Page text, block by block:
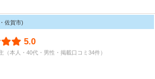
佐賀市)
5.0
（本人・40代・男性・掲載口コミ34件）